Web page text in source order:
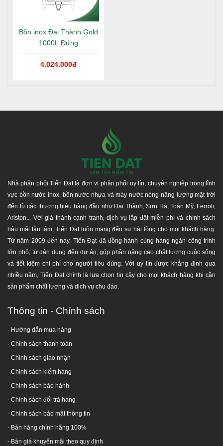
Bồn inox Đại Thành Gold
1000L Đứng
4.024.000đ
Nhà phân phối Tiến Đạt là đơn vị phân phối uy tín, chuyên nghiệp trong lĩnh
vực bồn nước inox, bồn nước nhựa và máy nước nóng năng lượng mặt trời
đến từ các thương hiệu hàng đầu như Đại Thành, Sơn Hà, Toàn Mỹ, Ferroli,
Ariston... Với giá thành cạnh tranh, dịch vụ lắp đặt miễn phí và chính sách
hậu mãi tận tâm, Tiến Đạt luôn mang đến sự hài lòng cho mọi khách hàng.
Từ năm 2009 đến nay, Tiến Đạt đã đồng hành cùng hàng ngàn công trình
lớn nhỏ, từ dân dụng đến dự án, góp phần nâng cao chất lượng cuộc sống
và tiết kiệm chi phí cho người tiêu dùng. Với uy tín được khẳng định qua
nhiều năm, Tiến Đạt chính là lựa chọn tin cậy cho mọi khách hàng khi cần
sản phẩm chất lượng và dịch vụ chu đáo.
Thông tin - Chính sách
- Hướng dẫn mua hàng
- Chính sách thanh toán
- Chính sách giao nhận
- Chính sách kiểm hàng
- Chính sách bảo hành
- Chính sách đổi trả hàng
- Chính sách bảo mật thông tin
- Bán hàng chính hãng 100%
- Bán giá khuyến mãi theo quy định